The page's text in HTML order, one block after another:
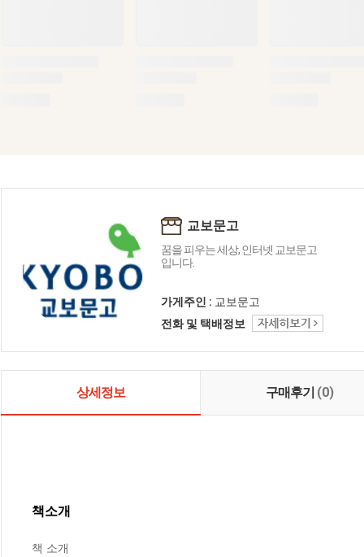
교보문고
꿈을 피우는 세상, 인터넷 교보문고
입니다.
가게주인 : 교보문고
전화 및 택배정보
상세정보 구매후기 (0)
책소개
책 소개